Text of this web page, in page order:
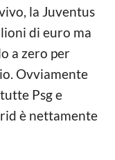
la Juventus
di euro ma
a zero per
Ovviamente
Psg e
è nettamente